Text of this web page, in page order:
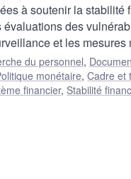
à soutenir la
des
et les mesures
du personnel,
monétaire,Cadre et
financier, Stabilité